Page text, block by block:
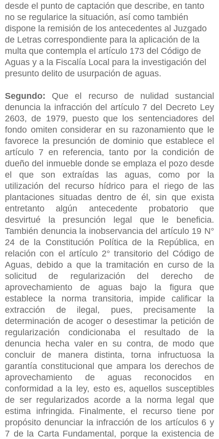
desde el punto de captación que describe, en tanto
no se regularice la situación, así como también
dispone la remisión de los antecedentes al Juzgado
de Letras correspondiente para la aplicación de la
multa que contempla el artículo 173 del Código de
Aguas y a la Fiscalía Local para la investigación del
presunto delito de usurpación de aguas.
Segundo: Que el recurso de nulidad sustancial
denuncia la infracción del artículo 7 del Decreto Ley
2603, de 1979, puesto que los sentenciadores del
fondo omiten considerar en su razonamiento que le
favorece la presunción de dominio que establece el
artículo 7 en referencia, tanto por la condición de
dueño del inmueble donde se emplaza el pozo desde
el que son extraídas las aguas, como por la
utilización del recurso hídrico para el riego de las
plantaciones situadas dentro de él, sin que exista
entretanto algún antecedente probatorio que
desvirtué la presunción legal que le beneficia.
También denuncia la inobservancia del artículo 19 N°
24 de la Constitución Política de la República, en
relación con el artículo 2° transitorio del Código de
Aguas, debido a que la tramitación en curso de la
solicitud de regularización del derecho de
aprovechamiento de aguas bajo la figura que
establece la norma transitoria, impide calificar la
extracción de ilegal, pues, precisamente la
determinación de acoger o desestimar la petición de
regularización condicionaba el resultado de la
denuncia hecha valer en su contra, de modo que
concluir de manera distinta, torna infructuosa la
garantía constitucional que ampara los derechos de
aprovechamiento de aguas reconocidos en
conformidad a la ley, esto es, aquellos susceptibles
de ser regularizados acorde a la norma legal que
estima infringida. Finalmente, el recurso tiene por
propósito denunciar la infracción de los artículos 6 y
7 de la Carta Fundamental, porque la existencia de